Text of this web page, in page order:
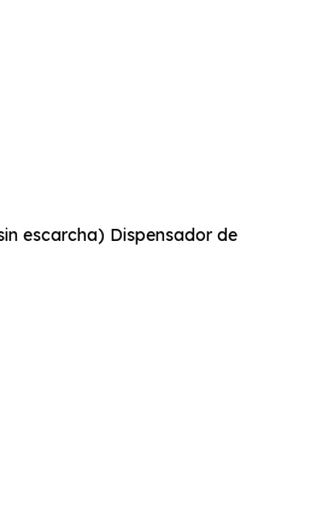
escarcha) Dispensador de